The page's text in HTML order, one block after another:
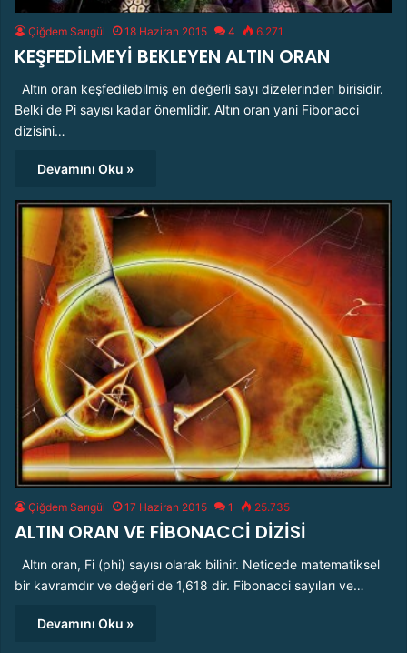
Çiğdem Sarıgül 18 Haziran 2015 4 6.271
KEŞFEDİLMEYİ BEKLEYEN ALTIN ORAN
Altın oran keşfedilebilmiş en değerli sayı dizelerinden birisidir.
Belki de Pi sayısı kadar önemlidir. Altın oran yani Fibonacci
dizisini…
Devamını Oku »
Çiğdem Sarıgül 17 Haziran 2015 1 25.735
ALTIN ORAN VE FİBONACCİ DİZİSİ
Altın oran, Fi (phi) sayısı olarak bilinir. Neticede matematiksel
bir kavramdır ve değeri de 1,618 dir. Fibonacci sayıları ve…
Devamını Oku »